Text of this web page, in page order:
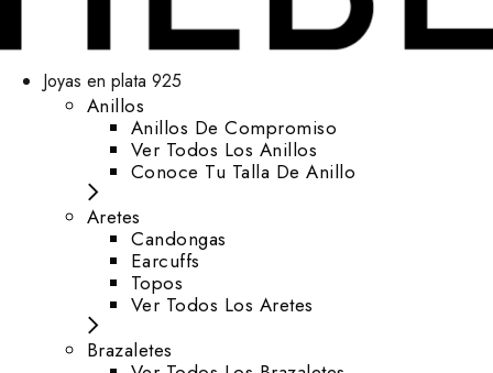
Joyas en plata 925
Anillos
Anillos De Compromiso
Ver Todos Los Anillos
Conoce Tu Talla De Anillo
Aretes
⁠Candongas
Earcuffs
Topos
Ver Todos Los Aretes
Brazaletes